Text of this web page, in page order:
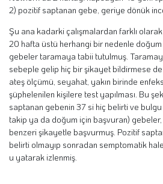
2) pozitif saptanan gebe, geriye dönük
Şu ana kadarki çalışmalardan farklı
20 hafta üstü herhangi bir nedenle
gebeler taramaya tabii tutulmuş.
sebeple gelip hiç bir şikayet bildirmese
ateş ölçümü, seyahat, yakın birinde
şüphelenilen kişilere test yapılması. Bu
saptanan gebenin 37 si hiç belirti ve
takip ya da doğum için başvuran) gebeler,
benzeri şikayetle başvurmuş. Pozitif
belirti olmayıp sonradan semptomatik
u yatarak izlenmiş.